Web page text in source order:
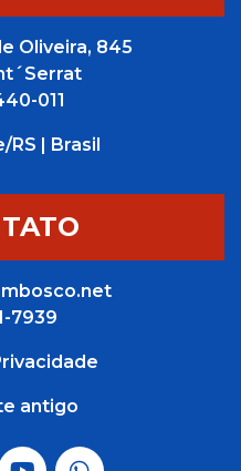
Oliveira, 845
011
| Brasil
7939
antigo